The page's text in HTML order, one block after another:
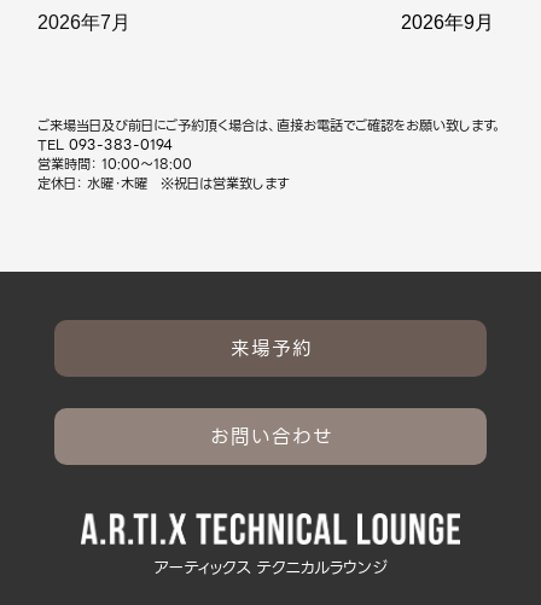
2026年7月 2026年9月
ご来場当日及び前日にご予約頂く場合は、直接お電話でご確認をお願い致します。
TEL093-383-0194
営業時間： 10:00～18:00
定休日： 水曜・木曜 ※祝日は営業致します
来場予約
お問い合わせ
アーティックス テクニカルラウンジ